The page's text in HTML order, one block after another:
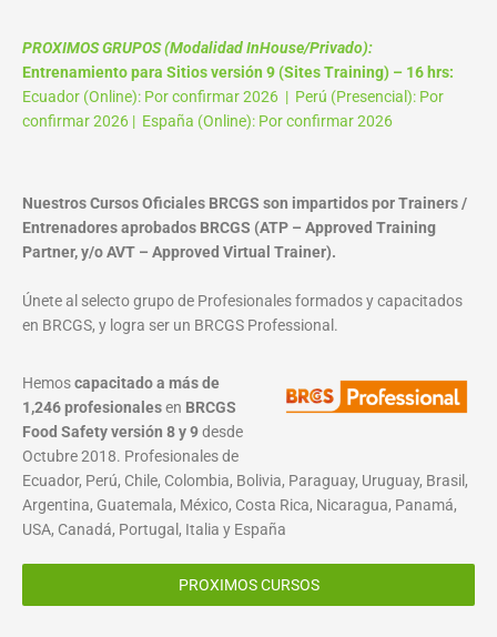
PROXIMOS GRUPOS (Modalidad InHouse/Privado):
Entrenamiento para Sitios versión 9 (Sites Training) – 16 hrs:
Ecuador (Online): Por confirmar 2026 | Perú (Presencial): Por
confirmar 2026 | España (Online): Por confirmar 2026
Nuestros Cursos Oficiales BRCGS son impartidos por Trainers /
Entrenadores aprobados BRCGS (ATP – Approved Training
Partner, y/o AVT – Approved Virtual Trainer).
Únete al selecto grupo de Profesionales formados y capacitados
en BRCGS, y logra ser un BRCGS Professional.
Hemoscapacitado a más de
1,246 profesionalesen BRCGS
Food Safety versión 8 y 9desde
Octubre 2018. Profesionales de
Ecuador, Perú, Chile, Colombia, Bolivia, Paraguay, Uruguay, Brasil,
Argentina, Guatemala, México, Costa Rica, Nicaragua, Panamá,
USA, Canadá, Portugal, Italia y España
PROXIMOS CURSOS